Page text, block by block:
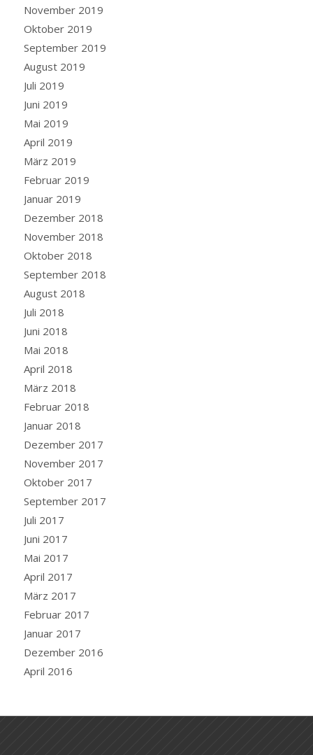
November 2019
Oktober 2019
September 2019
August 2019
Juli 2019
Juni 2019
Mai 2019
April 2019
März 2019
Februar 2019
Januar 2019
Dezember 2018
November 2018
Oktober 2018
September 2018
August 2018
Juli 2018
Juni 2018
Mai 2018
April 2018
März 2018
Februar 2018
Januar 2018
Dezember 2017
November 2017
Oktober 2017
September 2017
Juli 2017
Juni 2017
Mai 2017
April 2017
März 2017
Februar 2017
Januar 2017
Dezember 2016
April 2016